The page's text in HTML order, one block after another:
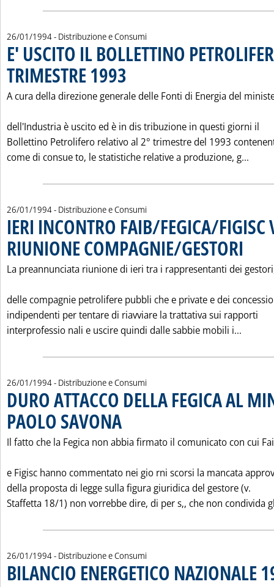
26/01/1994- Distribuzione e Consumi
E' USCITO IL BOLLETTINO
TRIMESTRE 1993
A cura della direzione generale delle Fonti di Energia del
dell'Industria è uscito ed è in dis tribuzione in questi giorni il
Bollettino Petrolifero relativo al 2° trimestre del 1993
come di consue to, le statistiche relative a produzione, g...
26/01/1994- Distribuzione e Consumi
IERI INCONTRO FAIB/FEGICA/FIGISC
RIUNIONE COMPAGNIE/GESTORI
La preannunciata riunione di ieri tra i rappresentanti dei
delle compagnie petrolifere pubbli che e private e dei
indipendenti per tentare di riavviare la trattativa sui rapporti
interprofessio nali e uscire quindi dalle sabbie mobili i...
26/01/1994- Distribuzione e Consumi
DURO ATTACCO DELLA FEGICA AL
PAOLO SAVONA
Il fatto che la Fegica non abbia firmato il comunicato con cui
e Figisc hanno commentato nei gio rni scorsi la mancata
della proposta di legge sulla figura giuridica del gestore (v.
Staffetta 18/1) non vorrebbe dire, di per s‚, che non condivida
26/01/1994- Distribuzione e Consumi
BILANCIO ENERGETICO NAZIONALE